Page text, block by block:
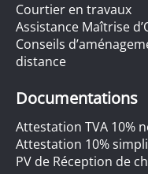
Courtier en travaux
Assistance Maîtrise
Conseils
distance
Documentations
Attestation TVA 10%
Attestation 10%
PV de Réception de